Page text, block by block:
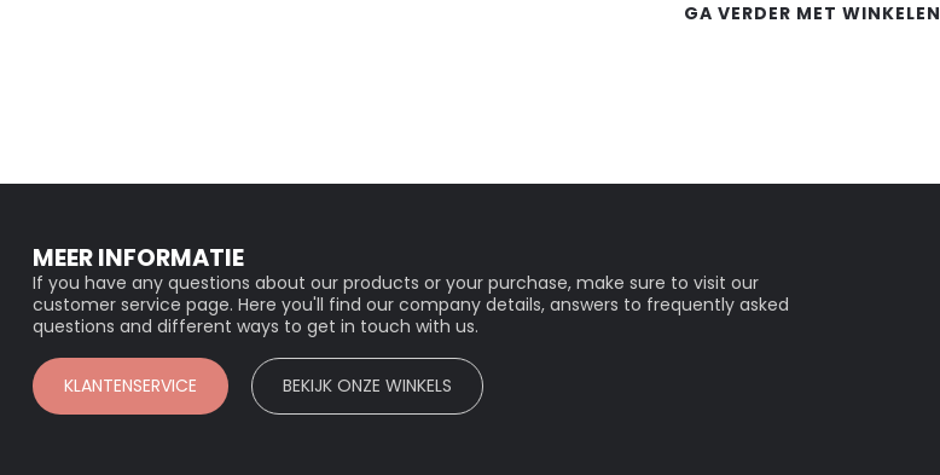
GA VERDER MET WINKELEN
MEER INFORMATIE
If you have any questions about our products or your purchase, make sure to visit our
customer service page. Here you'll find our company details, answers to frequently asked
questions and different ways to get in touch with us.
KLANTENSERVICE BEKIJK ONZE WINKELS